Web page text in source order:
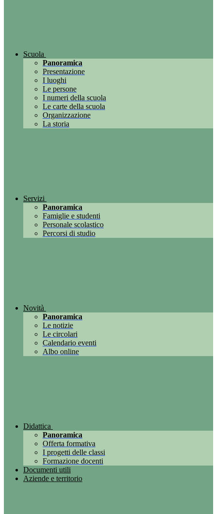
Scuola
Panoramica
Presentazione
I luoghi
Le persone
I numeri della scuola
Le carte della scuola
Organizzazione
La storia
Servizi
Panoramica
Famiglie e studenti
Personale scolastico
Percorsi di studio
Novità
Panoramica
Le notizie
Le circolari
Calendario eventi
Albo online
Didattica
Panoramica
Offerta formativa
I progetti delle classi
Formazione docenti
Documenti utili
Aziende e territorio